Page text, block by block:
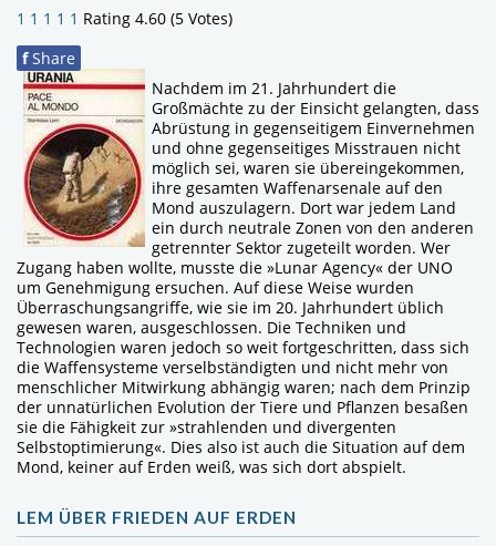
1 1 1 1 1 Rating 4.60 (5 Votes)
f Share
Nachdem im 21. Jahrhundert die
Großmächte zu der Einsicht gelangten, dass
Abrüstung in gegenseitigem Einvernehmen
und ohne gegenseitiges Misstrauen nicht
möglich sei, waren sie übereingekommen,
ihre gesamten Waffenarsenale auf den
Mond auszulagern. Dort war jedem Land
ein durch neutrale Zonen von den anderen
getrennter Sektor zugeteilt worden. Wer
Zugang haben wollte, musste die »Lunar Agency« der UNO
um Genehmigung ersuchen. Auf diese Weise wurden
Überraschungsangriffe, wie sie im 20. Jahrhundert üblich
gewesen waren, ausgeschlossen. Die Techniken und
Technologien waren jedoch so weit fortgeschritten, dass sich
die Waffensysteme verselbständigten und nicht mehr von
menschlicher Mitwirkung abhängig waren; nach dem Prinzip
der unnatürlichen Evolution der Tiere und Pflanzen besaßen
sie die Fähigkeit zur »strahlenden und divergenten
Selbstoptimierung«. Dies also ist auch die Situation auf dem
Mond, keiner auf Erden weiß, was sich dort abspielt.
LEM ÜBER FRIEDEN AUF ERDEN